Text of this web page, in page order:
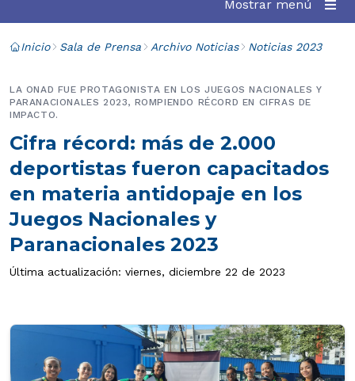
Mostrar menú
Inicio Sala de Prensa Archivo Noticias Noticias 2023
Cifra récord: más de 2.000
deportistas fueron capacitados
en materia antidopaje en los
Juegos Nacionales y
Paranacionales 2023
LA ONAD FUE PROTAGONISTA EN LOS JUEGOS NACIONALES Y
PARANACIONALES 2023, ROMPIENDO RÉCORD EN CIFRAS DE
IMPACTO.
Última actualización: viernes, diciembre 22 de 2023